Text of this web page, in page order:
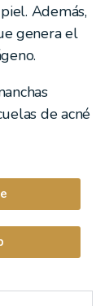
Además,
genera el
de acné